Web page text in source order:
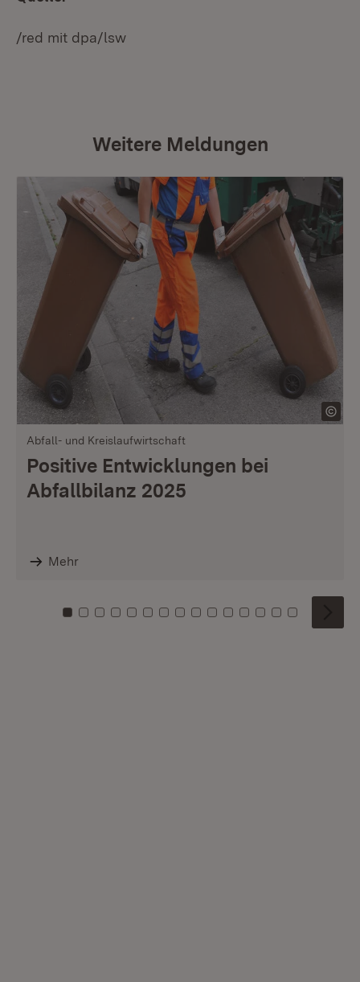
/red mit dpa/lsw
Weitere Meldungen
Abfall- und Kreislaufwirtschaft
Positive Entwicklungen bei
Abfallbilanz 2025
Mehr
Zu Kachel: 0
Zu Kachel: 1
Zu Kachel: 2
Zu Kachel: 3
Zu Kachel: 4
Zu Kachel: 5
Zu Kachel: 6
Zu Kachel: 7
Zu Kachel: 8
Zu Kachel: 9
Zu Kachel: 10
Zu Kachel: 11
Zu Kachel: 12
Zu Kachel:
Zu